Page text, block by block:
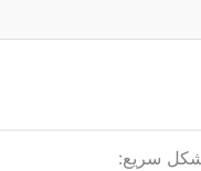
سريع: